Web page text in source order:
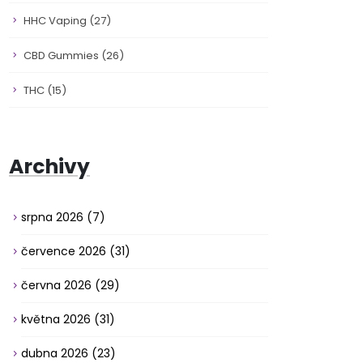
HHC Vaping (27)
CBD Gummies (26)
THC (15)
Archivy
srpna 2026 (7)
července 2026 (31)
června 2026 (29)
května 2026 (31)
dubna 2026 (23)